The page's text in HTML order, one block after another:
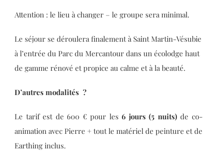
Attention : le lieu à changer – le groupe sera minimal.
Le séjour se déroulera finalement à Saint Martin-Vésubie
à l’entrée du Parc du Mercantour dans un écolodge haut
de gamme rénové et propice au calme et à la beauté.
D’autres modalités ?
Le tarif est de 600 € pour les6 jours (5 nuits)de co-
animation avec Pierre + tout le matériel de peinture et de
Earthing inclus.